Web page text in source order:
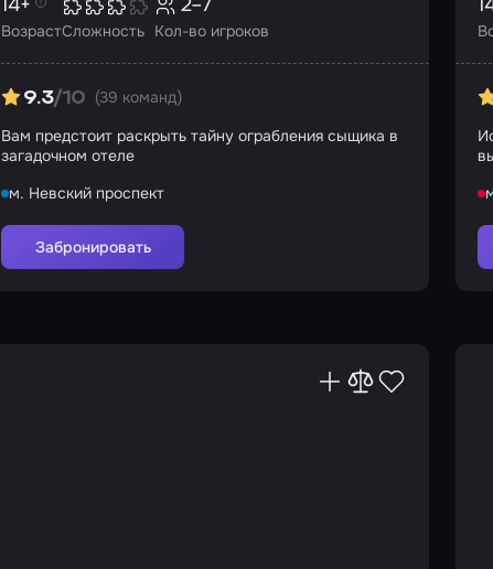
ВозрастСложность Кол-во игроков
9.3/10 (39 команд)
Вам предстоит раскрыть тайну ограбления сыщика в
загадочном отеле
м. Невский проспект
Забронировать